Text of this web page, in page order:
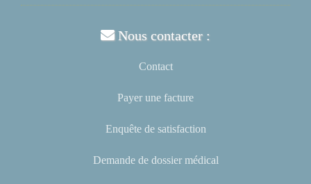
Nous contacter :
Contact
Payer une facture
Enquête de satisfaction
Demande de dossier médical